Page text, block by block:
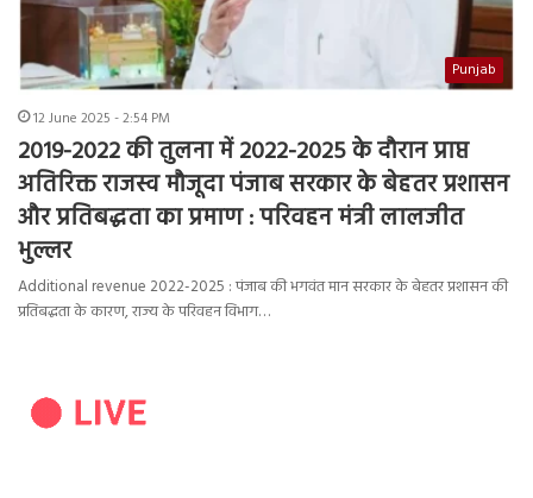
Punjab
12 June 2025 - 2:54 PM
2019-2022 की तुलना में 2022-2025 के दौरान प्राप्त
अतिरिक्त राजस्व मौजूदा पंजाब सरकार के बेहतर प्रशासन
और प्रतिबद्धता का प्रमाण : परिवहन मंत्री लालजीत
भुल्लर
Additional revenue 2022-2025 : पंजाब की भगवंत मान सरकार के बेहतर प्रशासन की
प्रतिबद्धता के कारण, राज्य के परिवहन विभाग…